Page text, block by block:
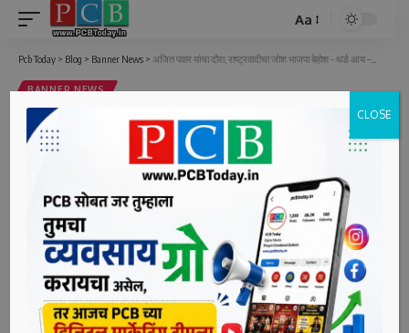
Font
Resizer
Aa
Pcb Today > Blog > Banner News > अजित पवार यांचा दौरा, राष्ट्रवादीचा जोश भाजपा बेहोश – थर्ड आय – अविनाश चिलेकर
BANNER NEWS
अजित पवार यांचा दौरा, राष्ट्रवादीचा जोश
भाजपा बेहोश – थर्ड आय – अविनाश चिलेकर
Last updated: June 5, 2022 11:39 am
bpcauthor
7 Min Read
उपमुख्यमंत्री अजित पवार यांनी शुक्रवारी (३ जून) दिवसभर पिंपरी
CLOSE